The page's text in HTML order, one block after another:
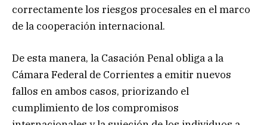
correctamente los riesgos procesales en el marco
de la cooperación internacional.
De esta manera, la Casación Penal obliga a la
Cámara Federal de Corrientes a emitir nuevos
fallos en ambos casos, priorizando el
cumplimiento de los compromisos